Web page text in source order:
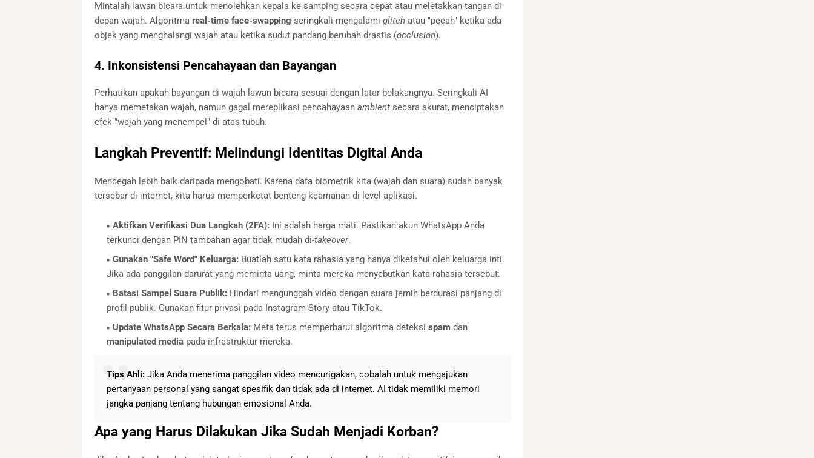
Mintalah lawan bicara untuk menolehkan kepala ke samping secara cepat atau meletakkan tangan di
depan wajah. Algoritma real-time face-swapping seringkali mengalami glitchatau "pecah" ketika ada
objek yang menghalangi wajah atau ketika sudut pandang berubah drastis (occlusion).
4. Inkonsistensi Pencahayaan dan Bayangan
Perhatikan apakah bayangan di wajah lawan bicara sesuai dengan latar belakangnya. Seringkali AI
hanya memetakan wajah, namun gagal mereplikasi pencahayaan ambientsecara akurat, menciptakan
efek "wajah yang menempel" di atas tubuh.
Langkah Preventif: Melindungi Identitas Digital Anda
Mencegah lebih baik daripada mengobati. Karena data biometrik kita (wajah dan suara) sudah banyak
tersebar di internet, kita harus memperketat benteng keamanan di level aplikasi.
Aktifkan Verifikasi Dua Langkah (2FA):Ini adalah harga mati. Pastikan akun WhatsApp Anda
terkunci dengan PIN tambahan agar tidak mudah di-takeover.
Gunakan "Safe Word" Keluarga:Buatlah satu kata rahasia yang hanya diketahui oleh keluarga inti.
Jika ada panggilan darurat yang meminta uang, minta mereka menyebutkan kata rahasia tersebut.
Batasi Sampel Suara Publik:Hindari mengunggah video dengan suara jernih berdurasi panjang di
profil publik. Gunakan fitur privasi pada Instagram Story atau TikTok.
Update WhatsApp Secara Berkala:Meta terus memperbarui algoritma deteksi spamdan
manipulated mediapada infrastruktur mereka.
Tips Ahli:Jika Anda menerima panggilan video mencurigakan, cobalah untuk mengajukan
pertanyaan personal yang sangat spesifik dan tidak ada di internet. AI tidak memiliki memori
jangka panjang tentang hubungan emosional Anda.
Apa yang Harus Dilakukan Jika Sudah Menjadi Korban?